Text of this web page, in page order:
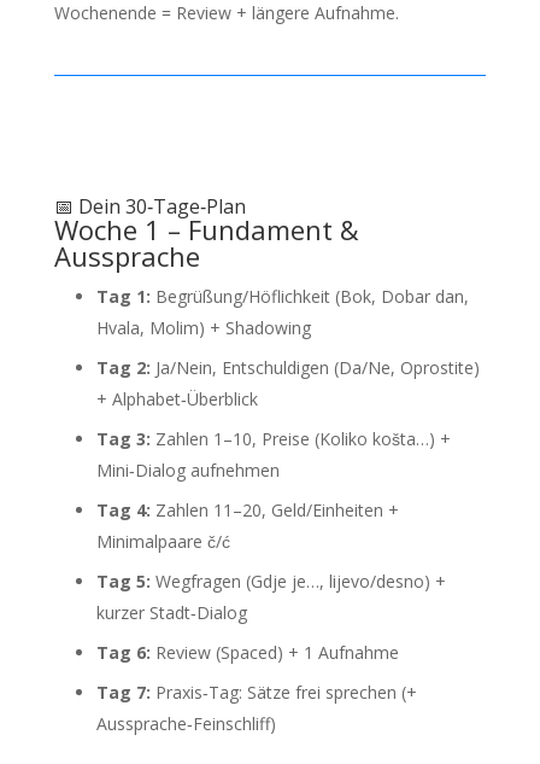
Wochenende = Review + längere Aufnahme.
📅 Dein 30‑Tage‑Plan
Woche 1 – Fundament &
Aussprache
Tag 1: Begrüßung/Höflichkeit (Bok, Dobar dan,
Hvala, Molim) + Shadowing
Tag 2: Ja/Nein, Entschuldigen (Da/Ne, Oprostite)
+ Alphabet‑Überblick
Tag 3: Zahlen 1–10, Preise (Koliko košta…) +
Mini‑Dialog aufnehmen
Tag 4: Zahlen 11–20, Geld/Einheiten +
Minimalpaare č/ć
Tag 5: Wegfragen (Gdje je…, lijevo/desno) +
kurzer Stadt‑Dialog
Tag 6: Review (Spaced) + 1 Aufnahme
Tag 7: Praxis‑Tag: Sätze frei sprechen (+
Aussprache‑Feinschliff)